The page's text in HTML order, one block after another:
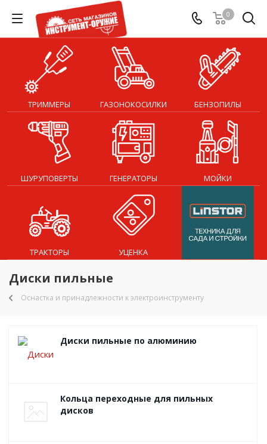
0
ТРИММЕРЫ ГАЗОНОКОСИЛКИ БЕНЗОПИЛЫ
ШУРУПОВЕРТЫ ГЕНЕРАТОРЫ МОЙКИ
ТРАКТОРЫ УЦЕНКА
Диски пильные
Оснастка и принадлежности к электроинструменту
Диски пильные по алюминию
Кольца переходные для пильных
дисков